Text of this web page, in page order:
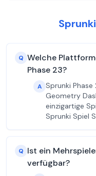
Q Welche
Phase 23?
A Sprunki
Geometry
einzigartige
Sprunki Spiel
Q Ist ein
verfügbar?